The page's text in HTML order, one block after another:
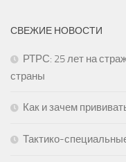
СВЕЖИЕ НОВОСТИ
РТРС: 25 лет на
страны
Как и зачем
Тактико-